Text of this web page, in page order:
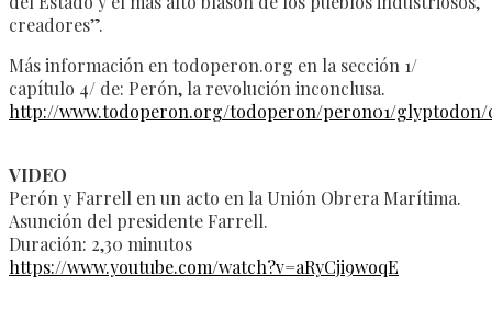
creadores”.
Más información en todoperon.org en la sección 1/
capítulo 4/ de: Perón, la revolución inconclusa.
http://www.todoperon.org/todoperon/peron01/
VIDEO
Perón y Farrell en un acto en la Unión Obrera Marítima.
Asunción del presidente Farrell.
Duración: 2,30 minutos
https://www.youtube.com/watch?v=aRyCji9woqE